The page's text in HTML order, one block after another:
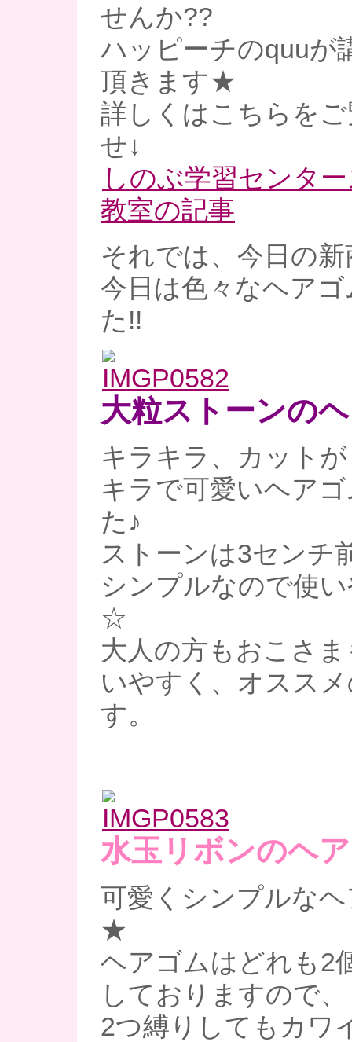
せんか??
ハッピーチのquuが
頂きます★
詳しくはこちらを
せ↓
しのぶ学習センタ
教室の記事
それでは、今日の
今日は色々なヘア
た!!
大粒ストーンの
キラキラ、カット
キラで可愛いヘア
た♪
ストーンは3センチ
シンプルなので使
☆
大人の方もおこさ
いやすく、オスス
す。
水玉リボンのヘ
可愛くシンプルな
★
ヘアゴムはどれも2
しておりますので
2つ縛りしてもカワ